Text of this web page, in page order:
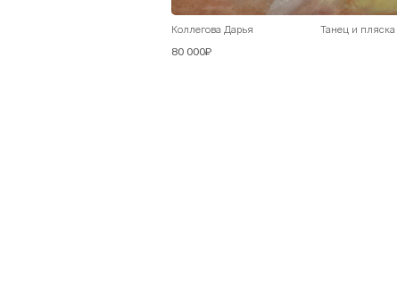
Коллегова Дарья Танец и пляска
80 000₽